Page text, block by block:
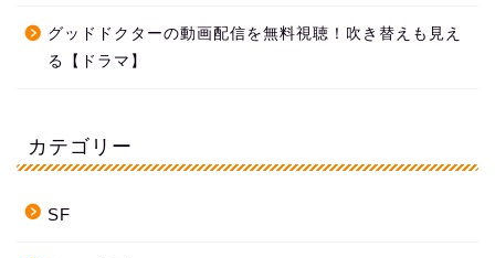
グッドドクターの動画配信を無料視聴！吹き替えも見え
る【ドラマ】
カテゴリー
SF